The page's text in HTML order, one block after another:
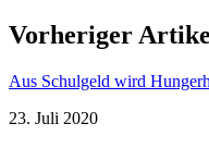
Vorheriger
Aus Schulgeld wird
23. Juli 2020